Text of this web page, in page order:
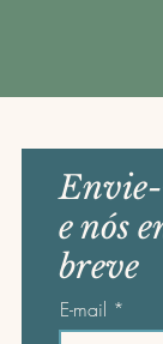
Envie-
e nós
breve
E-mail